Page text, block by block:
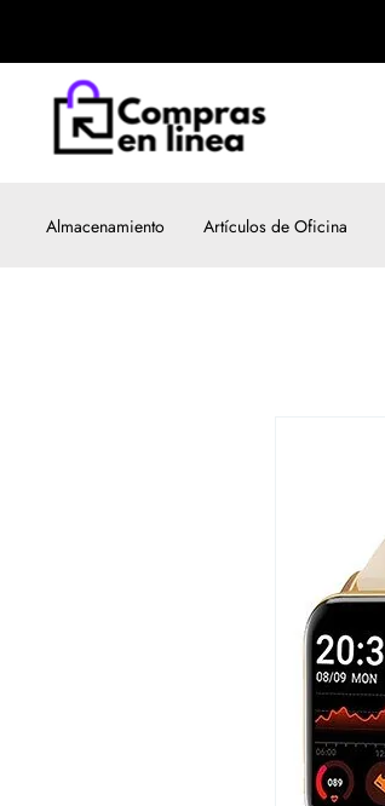
Almacenamiento Artículos de Oficina